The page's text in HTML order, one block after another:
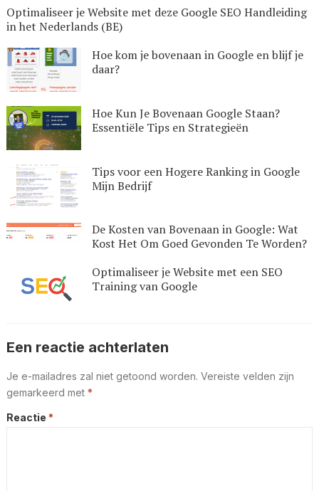
Optimaliseer je Website met deze Google SEO Handleiding
in het Nederlands (BE)
Hoe kom je bovenaan in Google en blijf je
daar?
Hoe Kun Je Bovenaan Google Staan?
Essentiële Tips en Strategieën
Tips voor een Hogere Ranking in Google
Mijn Bedrijf
De Kosten van Bovenaan in Google: Wat
Kost Het Om Goed Gevonden Te Worden?
Optimaliseer je Website met een SEO
Training van Google
Een reactie achterlaten
Je e-mailadres zal niet getoond worden. Vereiste velden zijn
gemarkeerd met *
Reactie *